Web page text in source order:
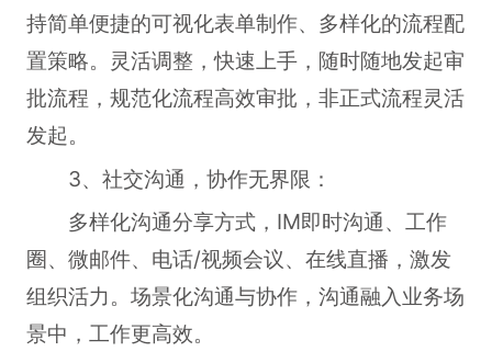
持简单便捷的可视化表单制作、多样化的流程配
置策略。灵活调整，快速上手，随时随地发起审
批流程，规范化流程高效审批，非正式流程灵活
发起。
3、社交沟通，协作无界限：
多样化沟通分享方式，IM即时沟通、工作
圈、微邮件、电话/视频会议、在线直播，激发
组织活力。场景化沟通与协作，沟通融入业务场
景中，工作更高效。